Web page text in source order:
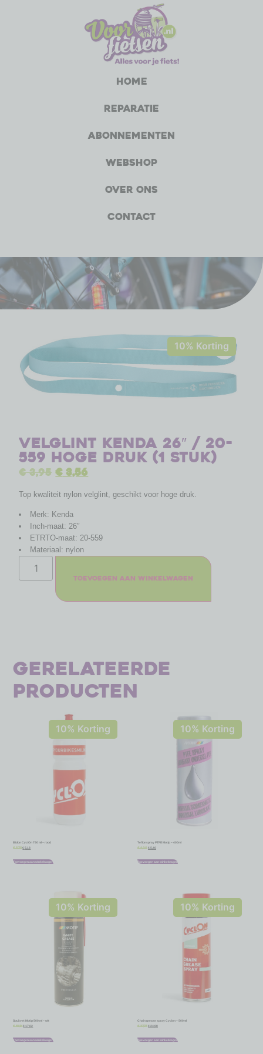
Home
Reparatie
Abonnementen
Webshop
Over ons
Contact
10% Korting
Velglint Kenda 26″ / 20-
559 hoge druk (1 stuk)
€3,95 €3,56
Top kwaliteit nylon velglint, geschikt voor hoge druk.
Merk: Kenda
Inch-maat: 26″
ETRTO-maat: 20-559
Materiaal: nylon
Toevoegen aan winkelwagen
Gerelateerde
producten
10% Korting
Bidon CyclOn 750 ml – rood
€5,75 €5,18
Toevoegen aan winkelwagen
10% Korting
Teflonspray PTFE Motip – 400ml
€ 6,00 €5,40
Toevoegen aan winkelwagen
10% Korting
Spuitvet Motip 500 ml – wit
€18,91 €17,02
Toevoegen aan winkelwagen
10% Korting
Chain grease spray Cyclon – 500ml
27,75 €24,98
Toevoegen aan winkelwagen